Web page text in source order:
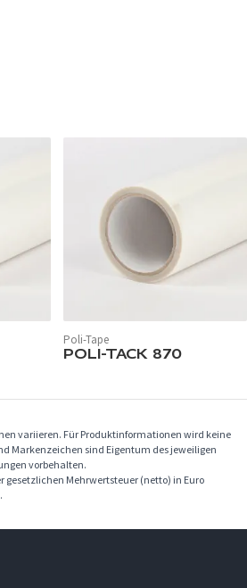
Poli-Tape
POLI-TACK 870
variieren. Für Produktinformationen wird keine
Markenzeichen sind Eigentum des jeweiligen
vorbehalten.
gesetzlichen Mehrwertsteuer (netto) in Euro